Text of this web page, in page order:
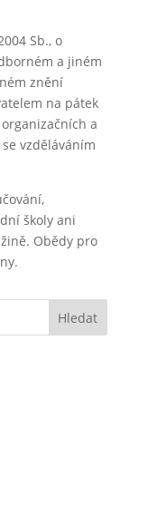
Sb., o
a jiném
znění
na pátek
a
vzděláváním
školy ani
Obědy pro
Hledat